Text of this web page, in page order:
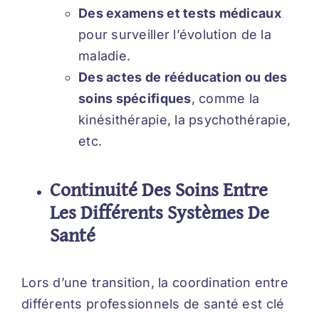
Des examens et tests médicaux
pour surveiller l’évolution de la
maladie.
Des actes de rééducation ou des
soins spécifiques, comme la
kinésithérapie, la psychothérapie,
etc.
Continuité Des Soins Entre
Les Différents Systèmes De
Santé
Lors d’une transition, la coordination entre
différents professionnels de santé est clé